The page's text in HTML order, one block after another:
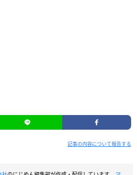
記事の内容について報告する